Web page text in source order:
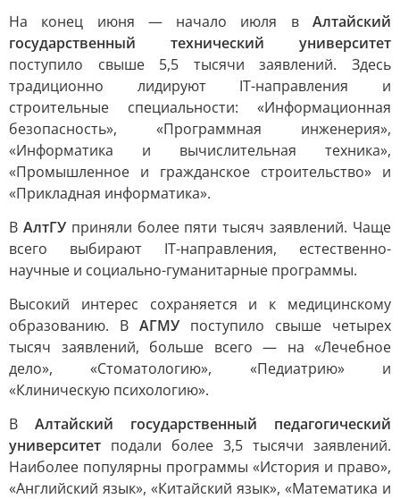
На конец июня — начало июля в Алтайский
государственный технический университет
поступило свыше 5,5 тысячи заявлений. Здесь
традиционно лидируют IT-направления и
строительные специальности: «Информационная
безопасность», «Программная инженерия»,
«Информатика и вычислительная техника»,
«Промышленное и гражданское строительство» и
«Прикладная информатика».
В АлтГУприняли более пяти тысяч заявлений. Чаще
всего выбирают IT-направления, естественно-
научные и социально-гуманитарные программы.
Высокий интерес сохраняется и к медицинскому
образованию. В АГМУ поступило свыше четырех
тысяч заявлений, больше всего — на «Лечебное
дело», «Стоматологию», «Педиатрию» и
«Клиническую психологию».
В Алтайский государственный педагогический
университет подали более 3,5 тысячи заявлений.
Наиболее популярны программы «История и право»,
«Английский язык», «Китайский язык», «Математика и